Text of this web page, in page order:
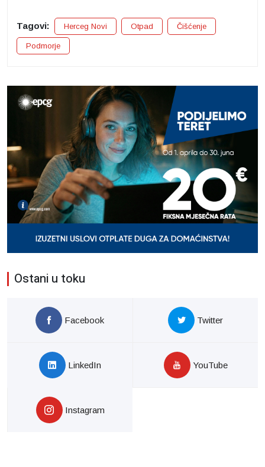
Tagovi: Herceg Novi Otpad Čišćenje
Podmorje
Ostani u toku
Facebook Twitter
LinkedIn YouTube
Instagram